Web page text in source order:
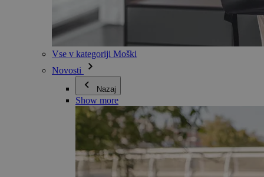
Vse v kategoriji Moški
Novosti
Nazaj
Show more